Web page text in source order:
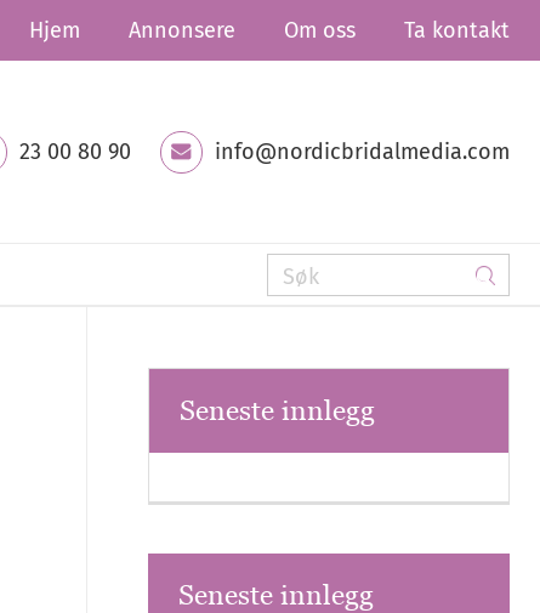
Hjem Annonsere Om oss Ta kontakt
23 00 80 90 info@nordicbridalmedia.com
Seneste innlegg
Seneste innlegg